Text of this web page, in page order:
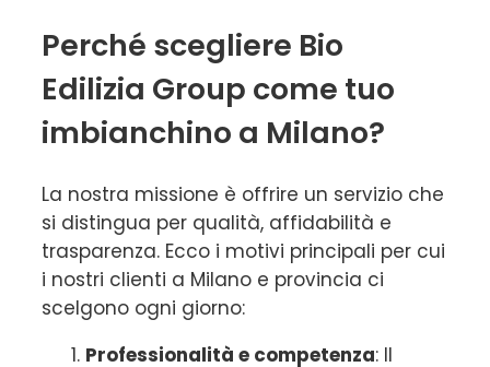
Perché scegliere Bio
Edilizia Group come tuo
imbianchino a Milano?
La nostra missione è offrire un servizio che
si distingua per qualità, affidabilità e
trasparenza. Ecco i motivi principali per cui
i nostri clienti a Milano e provincia ci
scelgono ogni giorno:
Professionalità e competenza: Il